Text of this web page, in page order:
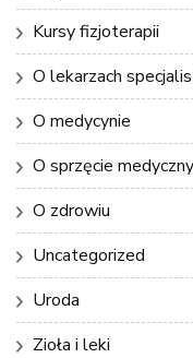
Kursy fizjoterapii
O lekarzach
O medycynie
O sprzęcie
O zdrowiu
Uncategorized
Uroda
Zioła i leki